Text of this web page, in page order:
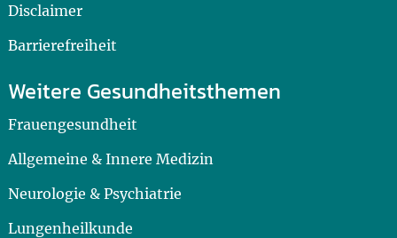
Disclaimer
Barrierefreiheit
Weitere Gesundheitsthemen
Frauengesundheit
Allgemeine & Innere Medizin
Neurologie & Psychiatrie
Lungenheilkunde